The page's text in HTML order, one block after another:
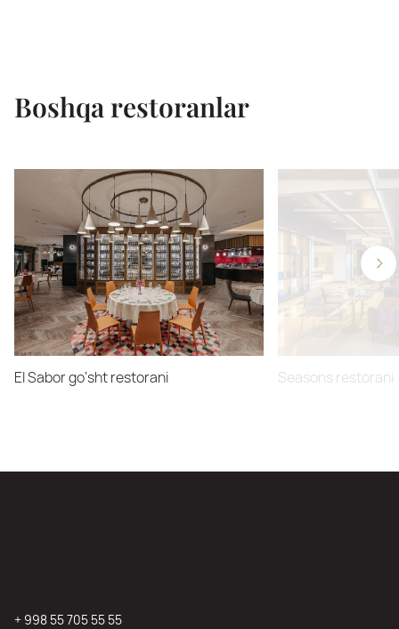
Boshqa restoranlar
El Sabor go‘sht restorani Seasons restorani
+ 998 55 705 55 55